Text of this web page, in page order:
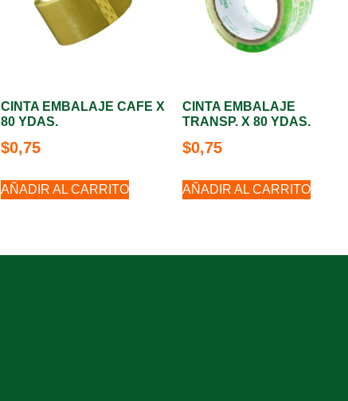
CINTA EMBALAJE CAFE X
80 YDAS.
$0,75
AÑADIR AL CARRITO
CINTA EMBALAJE
TRANSP. X 80 YDAS.
$0,75
AÑADIR AL CARRITO